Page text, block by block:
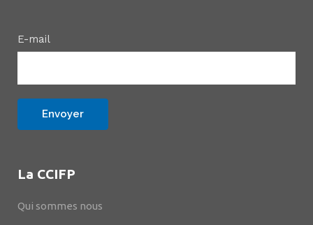
E-mail
La CCIFP
Qui sommes nous